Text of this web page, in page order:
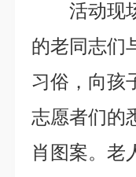
活动现
的老同志们
习俗，向孩
志愿者们的
肖图案。老